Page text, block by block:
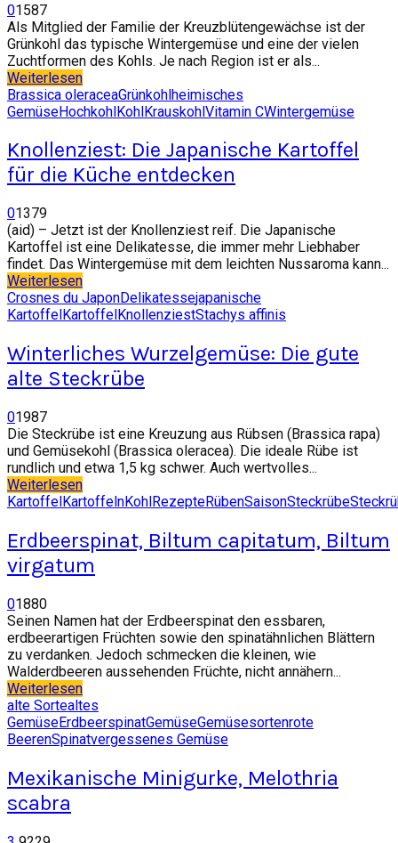
01587
Als Mitglied der Familie der Kreuzblütengewächse ist der
Grünkohl das typische Wintergemüse und eine der vielen
Zuchtformen des Kohls. Je nach Region ist er als...
Weiterlesen
Brassica oleraceaGrünkohlheimisches
GemüseHochkohlKohlKrauskohlVitamin CWintergemüse
Knollenziest: Die Japanische Kartoffel
für die Küche entdecken
01379
(aid) – Jetzt ist der Knollenziest reif. Die Japanische
Kartoffel ist eine Delikatesse, die immer mehr Liebhaber
findet. Das Wintergemüse mit dem leichten Nussaroma kann...
Weiterlesen
Crosnes du JaponDelikatessejapanische
Kartoffel Kartoffel KnollenziestStachys affinis
Winterliches Wurzelgemüse: Die gute
alte Steckrübe
01987
Die Steckrübe ist eine Kreuzung aus Rübsen (Brassica rapa)
und Gemüsekohl (Brassica oleracea). Die ideale Rübe ist
rundlich und etwa 1,5 kg schwer. Auch wertvolles...
Weiterlesen
KartoffelKartoffelnKohlRezepteRübenSaisonSteckrübe
Erdbeerspinat, Biltum capitatum, Biltum
virgatum
01880
Seinen Namen hat der Erdbeerspinat den essbaren,
erdbeerartigen Früchten sowie den spinatähnlichen Blättern
zu verdanken. Jedoch schmecken die kleinen, wie
Walderdbeeren aussehenden Früchte, nicht annähern...
Weiterlesen
alte Sortealtes
GemüseErdbeerspinatGemüseGemüsesortenrote
BeerenSpinatvergessenes Gemüse
Mexikanische Minigurke, Melothria
scabra